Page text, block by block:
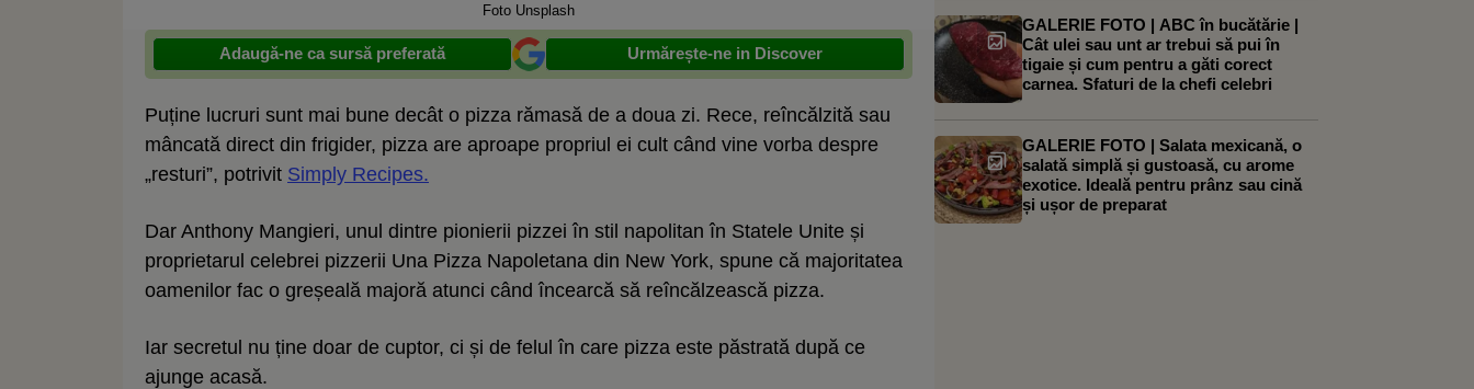
Foto Unsplash
Adaugă-ne ca sursă preferată Urmărește-ne in Discover
Puține lucruri sunt mai bune decât o pizza rămasă de a doua zi. Rece, reîncălzită sau
mâncată direct din frigider, pizza are aproape propriul ei cult când vine vorba despre
„resturi”, potrivit Simply Recipes.
Dar Anthony Mangieri, unul dintre pionierii pizzei în stil napolitan în Statele Unite și
proprietarul celebrei pizzerii Una Pizza Napoletana din New York, spune că majoritatea
oamenilor fac o greșeală majoră atunci când încearcă să reîncălzească pizza.
Iar secretul nu ține doar de cuptor, ci și de felul în care pizza este păstrată după ce
ajunge acasă.
GALERIE FOTO | ABC în bucătărie |
Cât ulei sau unt ar trebui să pui în
tigaie și cum pentru a găti corect
carnea. Sfaturi de la chefi celebri
GALERIE FOTO | Salata mexicană, o
salată simplă și gustoasă, cu arome
exotice. Ideală pentru prânz sau cină
și ușor de preparat